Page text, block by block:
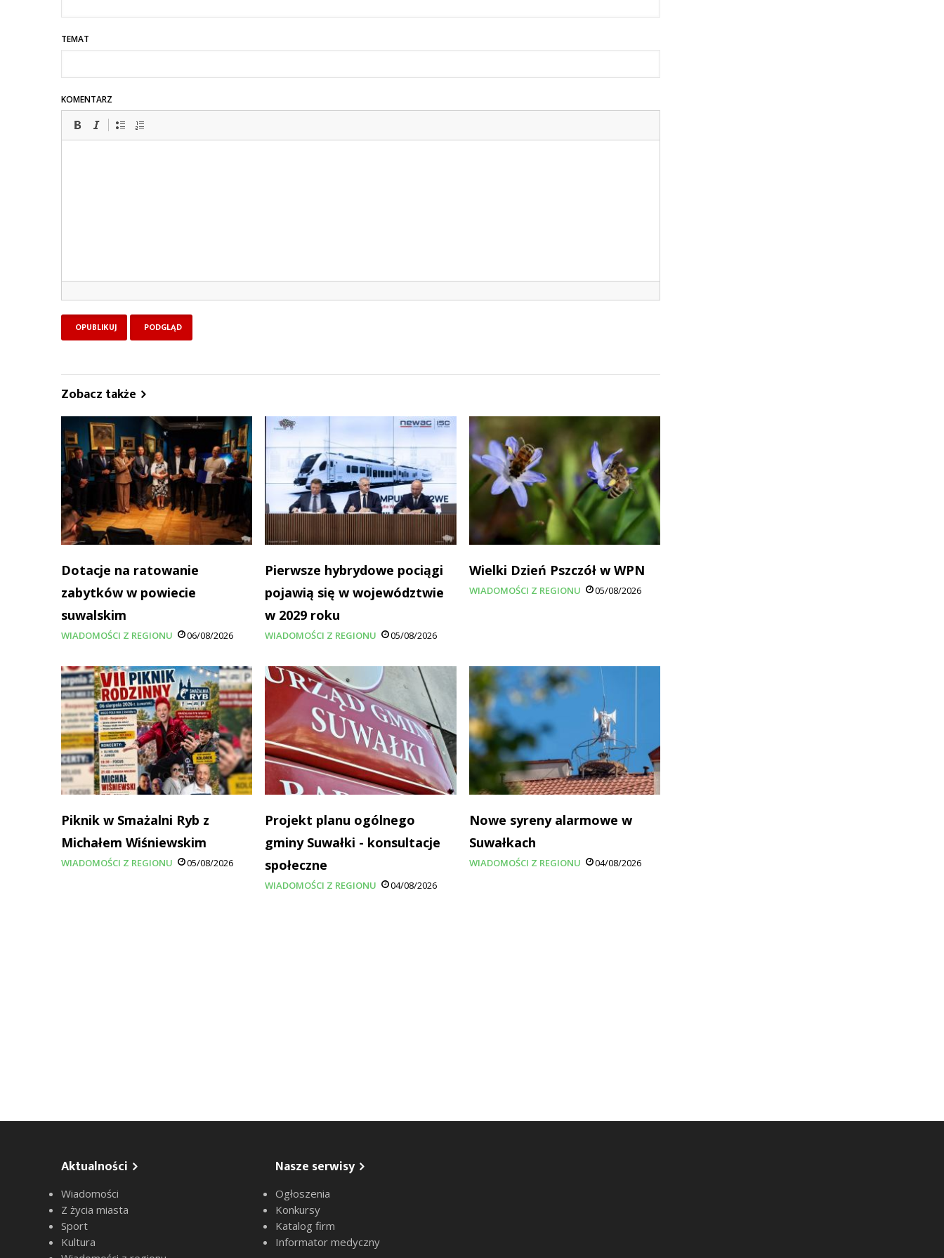
TEMAT
KOMENTARZ
Zobacz także
Dotacje na ratowanie
zabytków w powiecie
suwalskim
WIADOMOŚCI Z REGIONU 06/08/2026
Pierwsze hybrydowe pociągi
pojawią się w województwie
w 2029 roku
WIADOMOŚCI Z REGIONU 05/08/2026
Wielki Dzień Pszczół w WPN
WIADOMOŚCI Z REGIONU 05/08/2026
Piknik w Smażalni Ryb z
Michałem Wiśniewskim
WIADOMOŚCI Z REGIONU 05/08/2026
Projekt planu ogólnego
gminy Suwałki - konsultacje
społeczne
WIADOMOŚCI Z REGIONU 04/08/2026
Nowe syreny alarmowe w
Suwałkach
WIADOMOŚCI Z REGIONU 04/08/2026
Aktualności
Wiadomości
Z życia miasta
Sport
Kultura
Nasze serwisy
Ogłoszenia
Konkursy
Katalog firm
Informator medyczny